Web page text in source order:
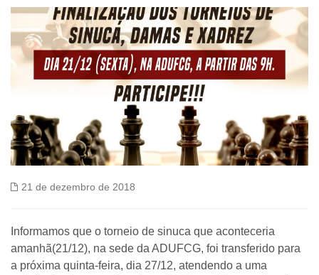
21 de dezembro de 2018
Informamos que o torneio de sinuca que aconteceria
amanhã(21/12), na sede da ADUFCG, foi transferido para
a próxima quinta-feira, dia 27/12, atendendo a uma